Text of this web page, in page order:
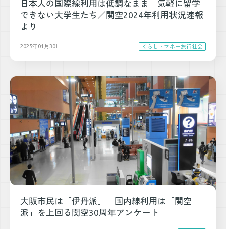
日本人の国際線利用は低調なまま 気軽に留学
できない大学生たち／関空2024年利用状況速報
より
2025年01月30日 くらし・マネー旅行社会
大阪市民は「伊丹派」 国内線利用は「関空
派」を上回る関空30周年アンケート